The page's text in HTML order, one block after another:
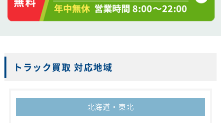
トラック買取 対応地域
北海道・東北